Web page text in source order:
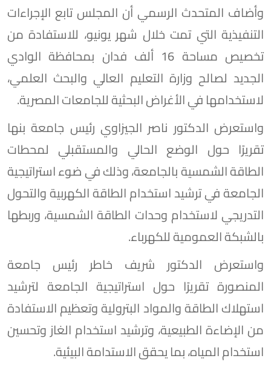
وأضاف المتحدث الرسمي أن المجلس تابع الإجراءات
التنفيذية التي تمت خلال شهر يونيو، للاستفادة من
تخصيص مساحة 16 ألف فدان بمحافظة الوادي
الجديد لصالح وزارة التعليم العالي والبحث العلمي،
لاستخدامها في الأغراض البحثية للجامعات المصرية.
واستعرض الدكتور ناصر الجيزاوي رئيس جامعة بنها
تقريرًا حول الوضع الحالي والمستقبلي لمحطات
الطاقة الشمسية بالجامعة، وذلك في ضوء استراتيجية
الجامعة في ترشيد استخدام الطاقة الكهربية والتحول
التدريجي لاستخدام وحدات الطاقة الشمسية، وربطها
بالشبكة العمومية للكهرباء.
واستعرض الدكتور شريف خاطر رئيس جامعة
المنصورة تقريرًا حول استراتيجية الجامعة لترشيد
استهلاك الطاقة والمواد البترولية وتعظيم الاستفادة
من الإضاءة الطبيعية، وترشيد استخدام الغاز وتحسين
استخدام المياه، بما يحقق الاستدامة البيئية.